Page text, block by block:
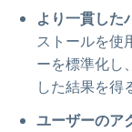
より一貫した
ストールを使
ーを標準化し
した結果を得
ユーザーのア